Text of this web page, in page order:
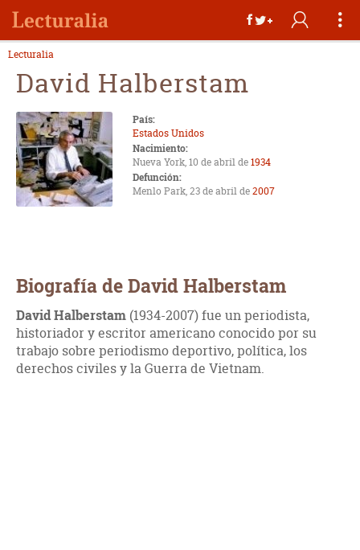
Lecturalia
David Halberstam
País:
Estados Unidos
Nacimiento:
Nueva York, 10 de abril de1934
Defunción:
Menlo Park, 23 de abril de2007
Biografía de David Halberstam
David Halberstam (1934-2007) fue un periodista,
historiador y escritor americano conocido por su
trabajo sobre periodismo deportivo, política, los
derechos civiles y la Guerra de Vietnam.